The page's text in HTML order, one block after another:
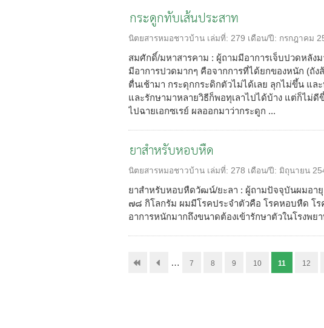
กระดูกทับเส้นประสาท
นิตยสารหมอชาวบ้าน เล่มที่: 279 เดือน/ปี: กรกฎาคม
สมศักดิ์/มหาสารคาม : ผู้ถามมีอาการเจ็บปวดหลัง
มีอาการปวดมากๆ คือจากการที่ได้ยกของหนัก (ถั
ตื่นเช้ามา กระดุกกระดิกตัวไม่ได้เลย ลุกไม่ขึ้น แ
และรักษามาหลายวิธีก็พอทุเลาไปได้บ้าง แต่ก็ไม่
ไปฉายเอกซเรย์ ผลออกมาว่ากระดูก ...
ยาสำหรับหอบหืด
นิตยสารหมอชาวบ้าน เล่มที่: 278 เดือน/ปี: มิถุนายน
ยาสำหรับหอบหืดวัฒน์/ยะลา : ผู้ถามปัจจุบันผมอา
๗๘ กิโลกรัม ผมมีโรคประจำตัวคือ โรคหอบหืด โ
อาการหนักมากถึงขนาดต้องเข้ารักษาตัวในโรงพย
… 7 8 9 10 11 12